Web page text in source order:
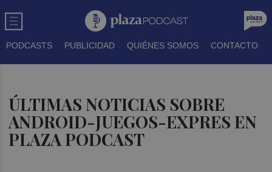
PODCASTS PUBLICIDAD QUIÉNES SOMOS CONTACTO
ÚLTIMAS NOTICIAS SOBRE
ANDROID-JUEGOS-EXPRES EN
PLAZA PODCAST